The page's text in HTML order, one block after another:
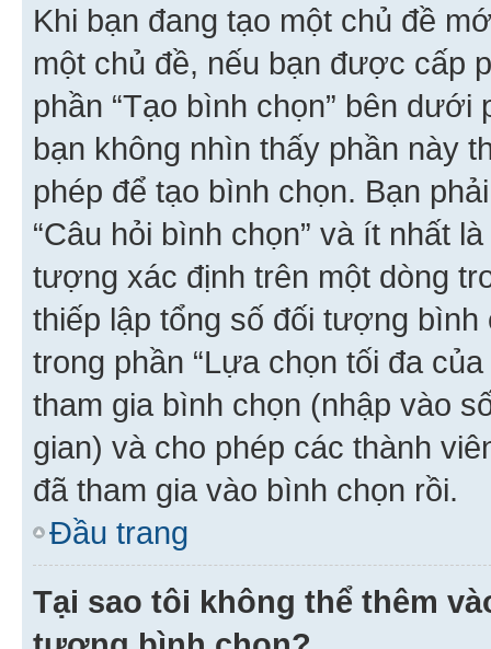
Khi bạn đang tạo một chủ đề
một chủ đề, nếu bạn được cấp
phần “Tạo bình chọn” bên
bạn không nhìn thấy phần này
phép để tạo bình chọn. Bạn
“Câu hỏi bình chọn” và ít nhất
tượng xác định trên một dòng
thiếp lập tổng số đối tượng
trong phần “Lựa chọn tối đa
tham gia bình chọn (nhập vào
gian) và cho phép các thành
đã tham gia vào bình chọn rồi.
Đầu trang
Tại sao tôi không thể thêm